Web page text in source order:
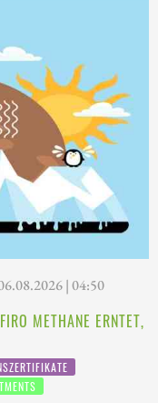
| 04:50
METHANE ERNTET,